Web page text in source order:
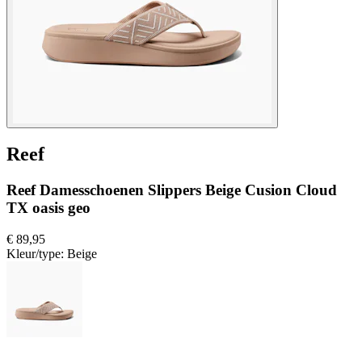
Reef
Reef Damesschoenen Slippers Beige Cusion Cloud
TX oasis geo
€ 89,95
Kleur/type: Beige